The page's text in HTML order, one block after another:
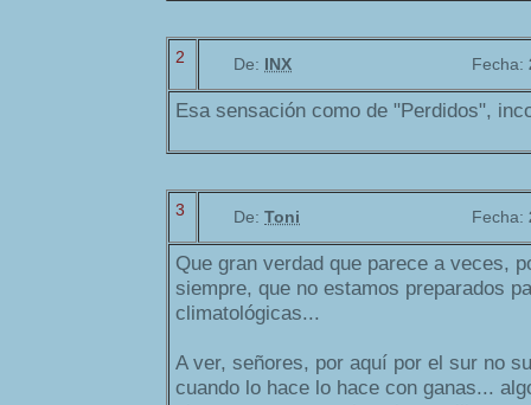
2 De: INX Fecha:
Esa sensación como de "Perdidos",
3 De: Toni Fecha:
Que gran verdad que parece a veces,
siempre, que no estamos preparados
climatológicas...
A ver, señores, por aquí por el sur no
cuando lo hace lo hace con ganas...